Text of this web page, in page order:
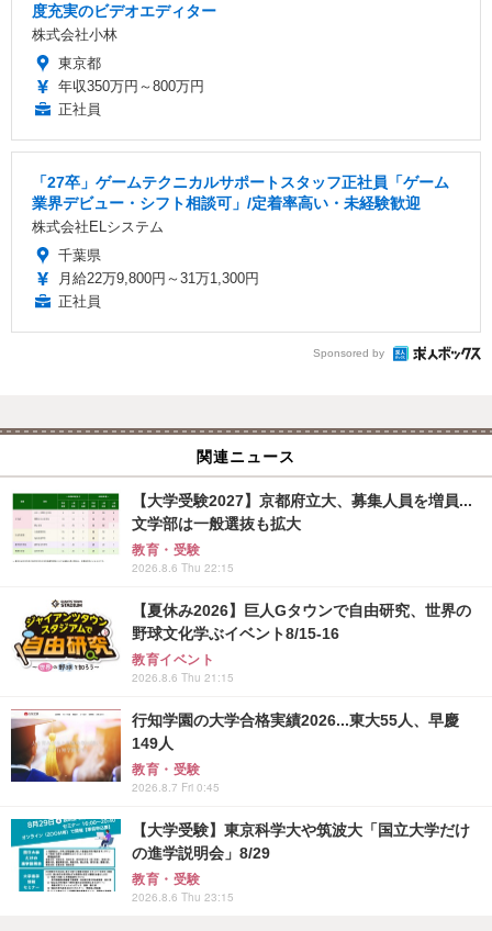
度充実のビデオエディター
株式会社小林
東京都
年収350万円～800万円
正社員
「27卒」ゲームテクニカルサポートスタッフ正社員「ゲーム
業界デビュー・シフト相談可」/定着率高い・未経験歓迎
株式会社ELシステム
千葉県
月給22万9,800円～31万1,300円
正社員
Sponsored by
関連ニュース
【大学受験2027】京都府立大、募集人員を増員...
文学部は一般選抜も拡大
教育・受験
2026.8.6 Thu 22:15
【夏休み2026】巨人Gタウンで自由研究、世界の
野球文化学ぶイベント8/15-16
教育イベント
2026.8.6 Thu 21:15
行知学園の大学合格実績2026...東大55人、早慶
149人
教育・受験
2026.8.7 Fri 0:45
【大学受験】東京科学大や筑波大「国立大学だけ
の進学説明会」8/29
教育・受験
2026.8.6 Thu 23:15